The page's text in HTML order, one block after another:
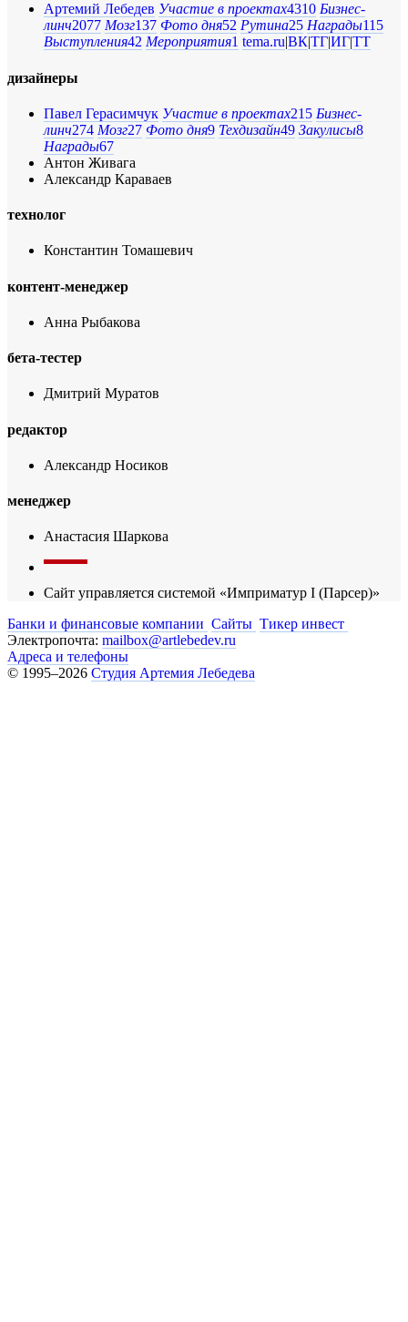
Артемий Лебедев Участие в проектах4310 Бизнес-
линч2077 Мозг137 Фото дня52 Рутина25 Награды115
Выступления42 Мероприятия1 tema.ru|ВК|ТГ|ИГ|ТТ
дизайнеры
Павел Герасимчук Участие в проектах215 Бизнес-
линч274 Мозг27 Фото дня9 Техдизайн49 Закулисы8
Награды67
Антон Живага
Александр Караваев
технолог
Константин Томашевич
контент-менеджер
Анна Рыбакова
бета-тестер
Дмитрий Муратов
редактор
Александр Носиков
менеджер
Анастасия Шаркова
Сайт управляется системой «Имприматур I (Парсер)»
Банки и финансовые компании Сайты Тикер инвест
Электропочта: mailbox@artlebedev.ru
Адреса и телефоны
© 1995–2026 Студия Артемия Лебедева